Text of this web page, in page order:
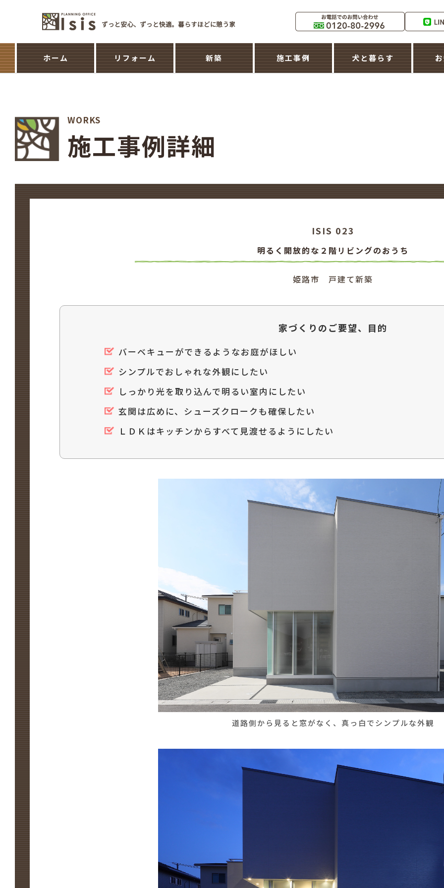
ホーム リフォーム 新築 施工事例 犬と暮らす
WORKS
施工事例詳細
ISIS 023
明るく開放的な２階リビングのおうち
姫路市 戸建て新築
家づくりのご要望、目的
バーベキューができるようなお庭がほしい
シンプルでおしゃれな外観にしたい
しっかり光を取り込んで明るい室内にしたい
玄関は広めに、シューズクロークも確保したい
ＬＤＫはキッチンからすべて見渡せるようにしたい
道路側から見ると窓がなく、真っ白でシンプルな外観